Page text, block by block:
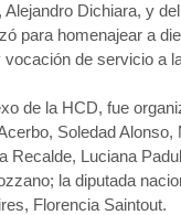
Dichiara, y
para homenajear a
de servicio a
de la HCD, fue
Soledad Alonso,
Luciana
la diputada
Florencia Saintout.